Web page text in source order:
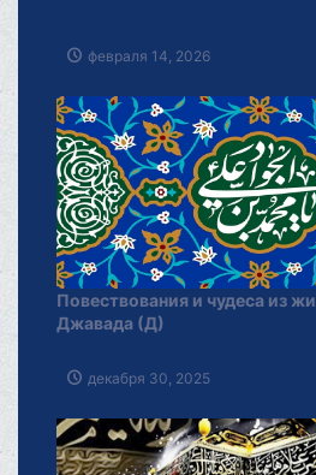
февраля 14, 2026
Повествования и чудеса из
Джавада (Д)
декабря 30, 2025